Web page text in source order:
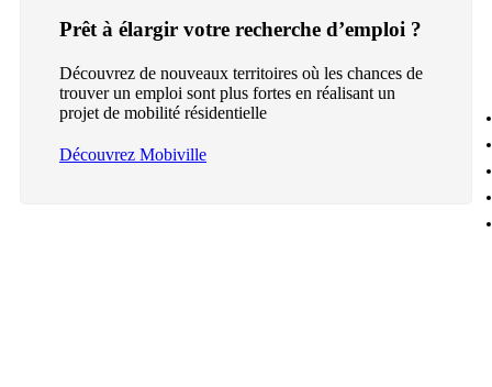
Prêt à élargir votre recherche d’emploi ?
Découvrez de nouveaux territoires où les chances de
trouver un emploi sont plus fortes en réalisant un
projet de mobilité résidentielle
Découvrez Mobiville